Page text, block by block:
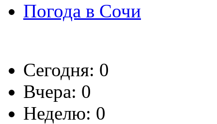
Погода в Сочи
Сегодня: 0
Вчера: 0
Неделю: 0